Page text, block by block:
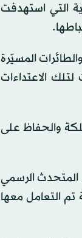
التي استهدفت
المسيّرة
الاعتداءات
والحفاظ على
المتحدث الرسمي
24 مسيّرة معادية خلال الـ48 ساعة الماضية تم التعامل معها